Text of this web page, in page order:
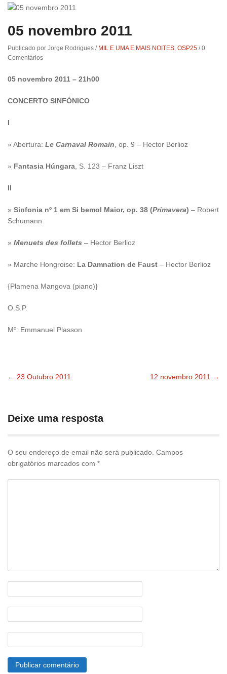
05 novembro 2011
Publicado por Jorge Rodrigues / MIL E UMA E MAIS NOITES, OSP25 /0
Comentários
05 novembro 2011 – 21h00
CONCERTO SINFÓNICO
I
» Abertura: Le Carnaval Romain, op. 9 – Hector Berlioz
» Fantasia Húngara, S. 123 – Franz Liszt
II
» Sinfonia nº 1 em Si bemol Maior, op. 38 (Primavera) – Robert
Schumann
» Menuets des follets – Hector Berlioz
» Marche Hongroise: La Damnation de Faust – Hector Berlioz
{Plamena Mangova (piano)}
O.S.P.
Mº: Emmanuel Plasson
pelas
publicações
← 23 Outubro 2011 12 novembro 2011 →
Deixe uma resposta
O seu endereço de email não será publicado. Campos
obrigatórios marcados com *